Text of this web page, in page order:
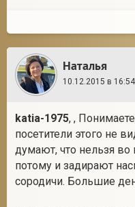
Наталья
10.12.2015 в 16:54
katia-1975, ,
посетители этого не
думают, что нельзя
потому и задирают
сородичи. Большие